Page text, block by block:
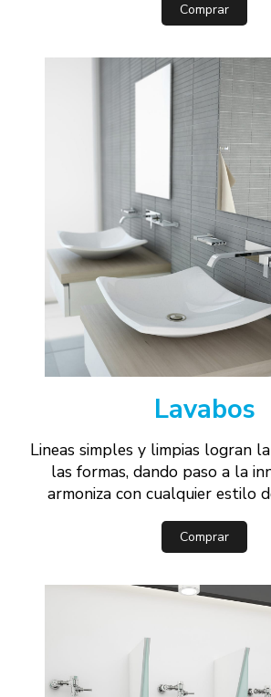
Comprar
Lavabos
Lineas simples y limpias logran
las formas, dando paso a la
armoniza con cualquier estilo
Comprar